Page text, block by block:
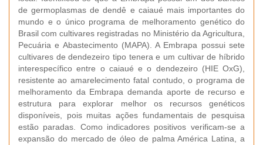
de germoplasmas de dendê e caiaué mais importantes do
mundo e o único programa de melhoramento genético do
Brasil com cultivares registradas no Ministério da Agricultura,
Pecuária e Abastecimento (MAPA). A Embrapa possui sete
cultivares de dendezeiro tipo tenera e um cultivar de híbrido
interespecífico entre o caiaué e o dendezeiro (HIE OxG),
resistente ao amarelecimento fatal contudo, o programa de
melhoramento da Embrapa demanda aporte de recurso e
estrutura para explorar melhor os recursos genéticos
disponíveis, pois muitas ações fundamentais de pesquisa
estão paradas. Como indicadores positivos verificam-se a
expansão do mercado de óleo de palma América Latina, a